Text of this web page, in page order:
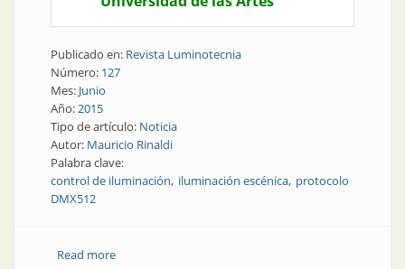
Publicado en: Revista Luminotecnia
Número: 127
Mes: Junio
Año:2015
Tipo de artículo: Noticia
Autor: Mauricio Rinaldi
Palabra clave:
control de iluminación iluminación escénica protocolo
DMX512
Read moreabout Noticias | El protocolo DMX512 para control de